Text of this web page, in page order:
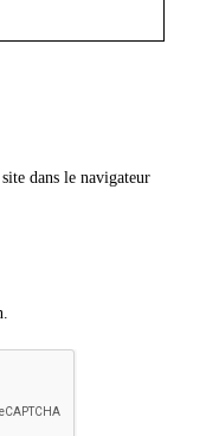
dans le navigateur